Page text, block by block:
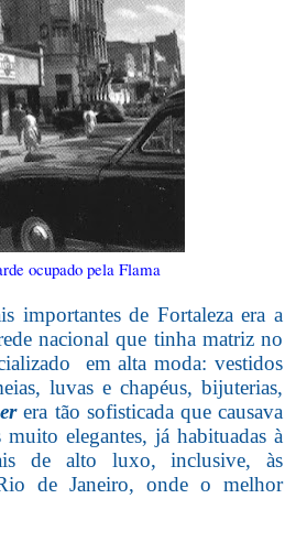
ocupado pela Flama
importantes de Fortaleza era a
nacional que tinha matriz no
em alta moda: vestidos
luvas e chapéus, bijuterias,
era tão sofisticada que causava
elegantes, já habituadas à
de alto luxo, inclusive, às
de Janeiro, onde o melhor